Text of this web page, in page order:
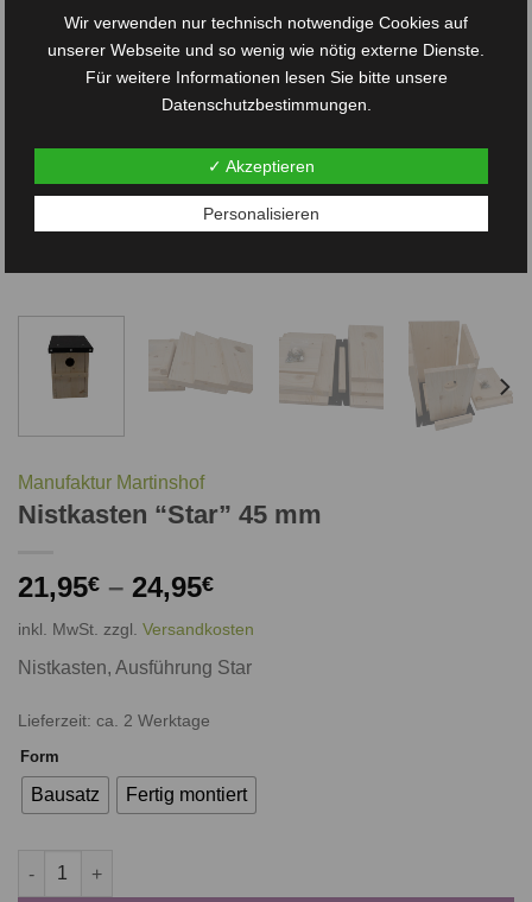
Manufaktur Martinshof
Nistkasten “Star” 45 mm
21,95€ – 24,95€
inkl. MwSt. zzgl. Versandkosten
Nistkasten, Ausführung Star
Lieferzeit: ca. 2 Werktage
Form
Bausatz Fertig montiert
Nistkasten "Star" 45 mm Menge
Wir verwenden nur technisch notwendige Cookies auf
unserer Webseite und so wenig wie nötig externe Dienste.
Für weitere Informationen lesen Sie bitte unsere
Datenschutzbestimmungen.
✓ Akzeptieren
Personalisieren